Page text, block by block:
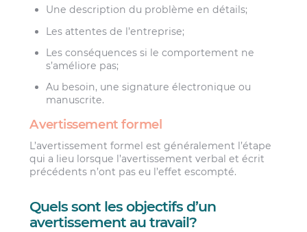
Une description du problème en détails;
Les attentes de l’entreprise;
Les conséquences si le comportement ne
s’améliore pas;
Au besoin, une signature électronique ou
manuscrite.
Avertissement formel
L’avertissement formel est généralement l’étape
qui a lieu lorsque l’avertissement verbal et écrit
précédents n’ont pas eu l’effet escompté.
Quels sont les objectifs d’un
avertissement au travail?